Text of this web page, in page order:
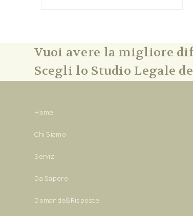
Vuoi avere la migliore
Scegli lo Studio Legale
Home
Chi Siamo
Servizi
Da Sapere
Domande&Risposte